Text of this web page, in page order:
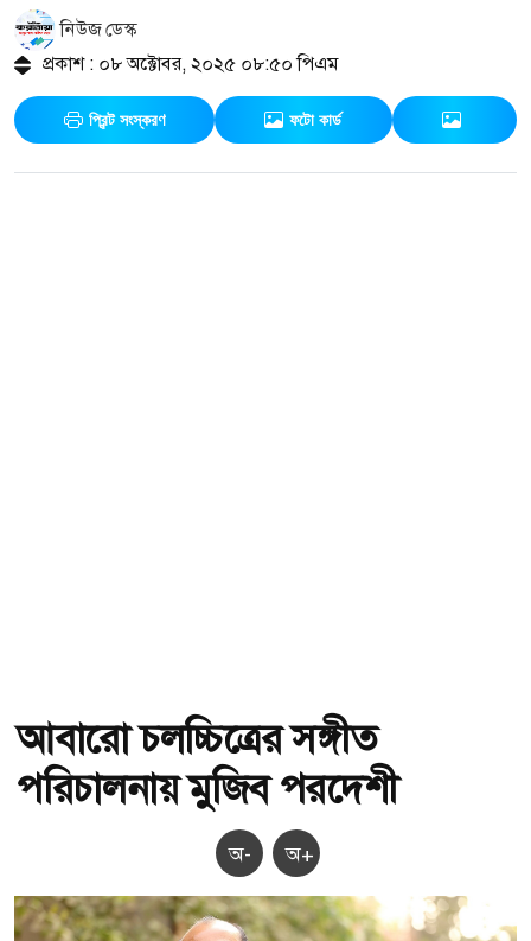
নিউজ ডেস্ক
প্রকাশ : ০৮ অক্টোবর, ২০২৫ ০৮:৫০ পিএম
প্রিন্ট সংস্করণ ফটো কার্ড
আবারো চলচ্চিত্রের সঙ্গীত
পরিচালনায় মুজিব পরদেশী
অ- অ+